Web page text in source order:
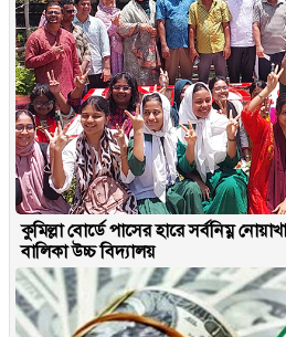
কুমিল্লা বোর্ডে পাসের হারে সর্বনিম্ন
বালিকা উচ্চ বিদ্যালয়